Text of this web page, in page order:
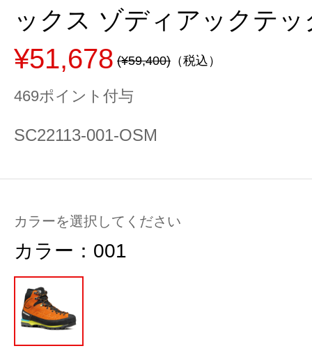
ックス ゾディアックテッ
¥51,678 (¥59,400) （税込）
469ポイント付与
SC22113-001-OSM
カラーを選択してください
カラー： 001